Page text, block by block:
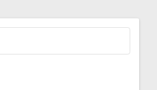
Search